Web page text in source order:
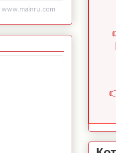
www.mainru.com